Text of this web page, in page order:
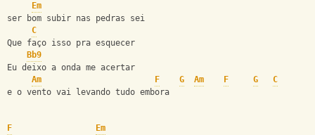
Em
ser bom subir nas pedras sei
C
Que faço isso pra esquecer
Bb9
Eu deixo a onda me acertar
Am
F G Am F G
C
e o vento vai levando tudo embora
F
Em